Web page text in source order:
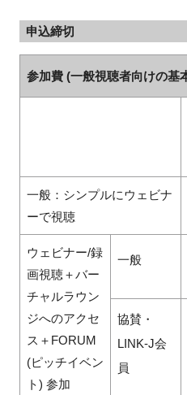
申込締切
参加費 (一般視聴者向けの基
一般：シンプルにウェビナ
ーで視聴
ウェビナー/録
画視聴＋バー
チャルラウン
ジへのアクセ
ス＋FORUM
(ピッチイベン
ト) 参加
一般
協賛・
LINK-J会
員